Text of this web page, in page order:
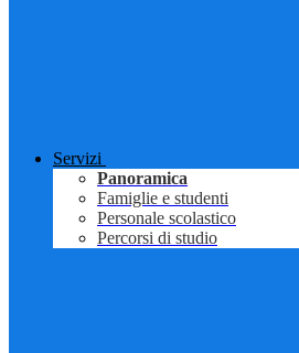
Servizi
Panoramica
Famiglie e studenti
Personale scolastico
Percorsi di studio